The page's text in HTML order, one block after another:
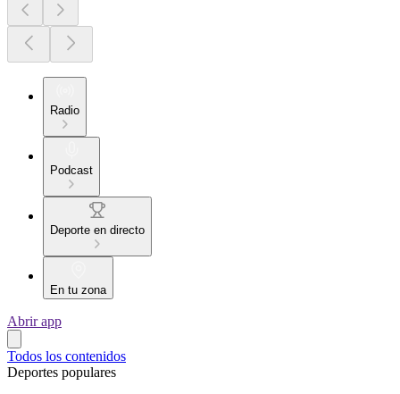
Radio
Podcast
Deporte en directo
En tu zona
Abrir app
Todos los contenidos
Deportes populares